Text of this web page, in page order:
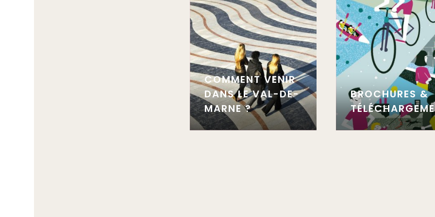
COMMENT VENIR
DANS LE VAL-DE-
MARNE ?
BROCHURES &